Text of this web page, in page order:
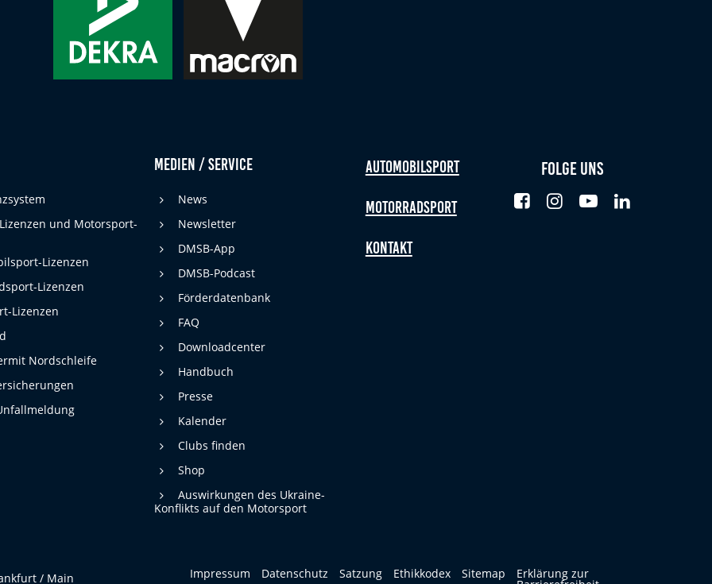
und Motorsport-
Lizenzen
Lizenzen
Lizenzen
Nordschleife
Medien / Service
News
Newsletter
DMSB-App
DMSB-Podcast
Förderdatenbank
FAQ
Downloadcenter
Handbuch
Presse
Kalender
Clubs finden
Shop
Auswirkungen des Ukraine-
Konflikts auf den Motorsport
Automobilsport
Motorradsport
Kontakt
Folge uns
/ Main Impressum Datenschutz Satzung Ethikkodex Sitemap Erklärung zur